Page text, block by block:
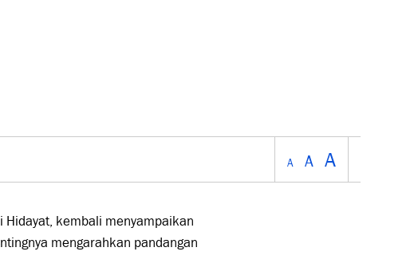
A A A
Hidayat, kembali menyampaikan
mengarahkan pandangan